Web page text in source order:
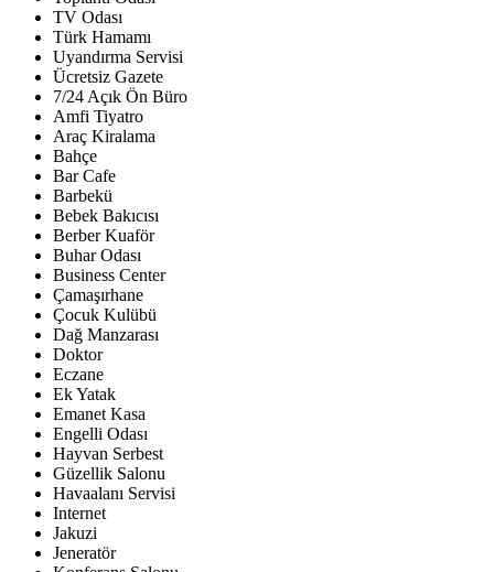
TV Odası
Türk Hamamı
Uyandırma Servisi
Ücretsiz Gazete
7/24 Açık Ön Büro
Amfi Tiyatro
Araç Kiralama
Bahçe
Bar Cafe
Barbekü
Bebek Bakıcısı
Berber Kuaför
Buhar Odası
Business Center
Çamaşırhane
Çocuk Kulübü
Dağ Manzarası
Doktor
Eczane
Ek Yatak
Emanet Kasa
Engelli Odası
Hayvan Serbest
Güzellik Salonu
Havaalanı Servisi
Internet
Jakuzi
Jeneratör